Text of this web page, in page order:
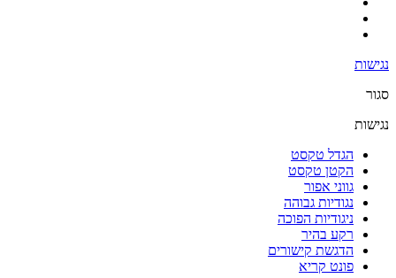
נגישות
סגור
נגישות
הגדל טקסט
הקטן טקסט
גווני אפור
נגודיות גבוהה
ניגודיות הפוכה
רקע בהיר
הדגשת קישורים
פונט קריא